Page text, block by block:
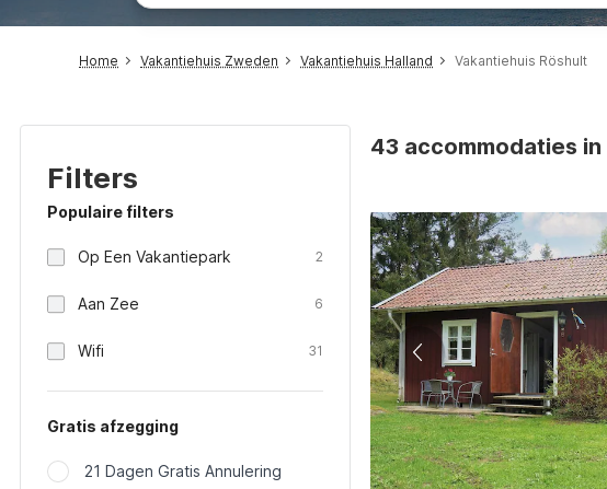
Home Vakantiehuis Zweden Vakantiehuis Halland Vakantiehuis Röshult
Filters
Populaire filters
Op Een Vakantiepark 2
Aan Zee 6
Wifi 31
Gratis afzegging
21 Dagen Gratis Annulering
43 accommodaties